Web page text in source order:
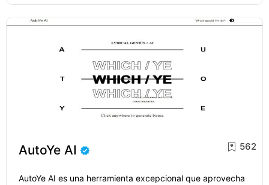
AutoYe AI 562
AutoYe AI es una herramienta excepcional que aprovecha